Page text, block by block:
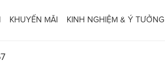
KHUYẾN MÃI KINH NGHIỆM & Ý TƯỞNG